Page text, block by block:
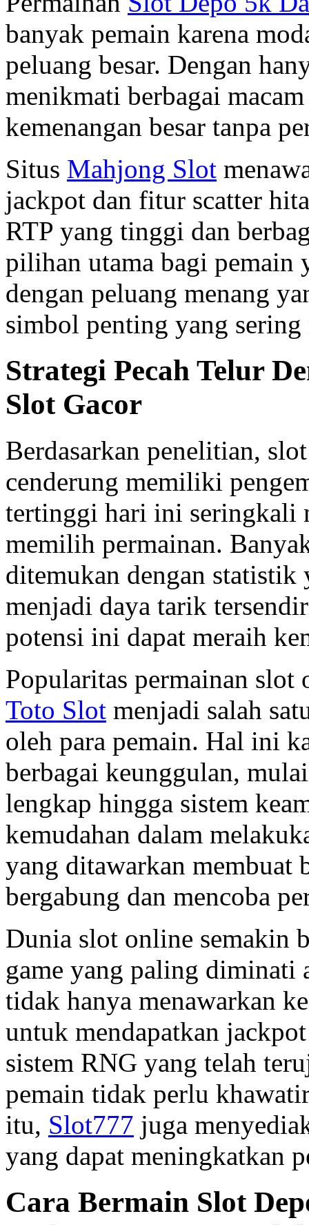
banyak pemain karena
peluang besar. Dengan
menikmati berbagai
kemenangan besar tanpa
Situs Mahjong Slot
jackpot dan fitur scatter
RTP yang tinggi dan
pilihan utama bagi
dengan peluang menang
simbol penting yang sering
Strategi Pecah Telur
Slot Gacor
Berdasarkan penelitian,
cenderung memiliki
tertinggi hari ini seringkali
memilih permainan.
ditemukan dengan statistik
menjadi daya tarik
potensi ini dapat meraih
Popularitas permainan slot
Toto Slot menjadi salah
oleh para pemain. Hal ini
berbagai keunggulan,
lengkap hingga sistem
kemudahan dalam
yang ditawarkan membuat
bergabung dan mencoba
Dunia slot online semakin
game yang paling diminati
tidak hanya menawarkan
untuk mendapatkan
sistem RNG yang telah
pemain tidak perlu
itu, Slot777 juga
yang dapat meningkatkan
Cara Bermain Slot